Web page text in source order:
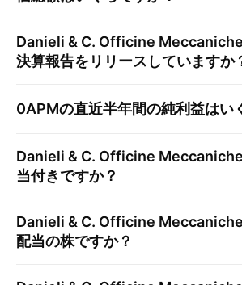
Danieli & C. Officine
決算報告をリリースしていますか
0APMの直近半年間の純利益はい
Danieli & C. Officine
当付きですか？
Danieli & C. Officine
配当の株ですか？